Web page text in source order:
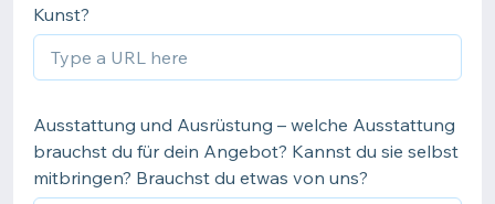
Kunst?
Ausstattung und Ausrüstung – welche Ausstattung
brauchst du für dein Angebot? Kannst du sie selbst
mitbringen? Brauchst du etwas von uns?